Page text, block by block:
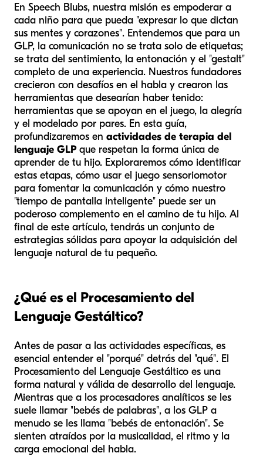
En Speech Blubs, nuestra misión es empoderar a
cada niño para que pueda "expresar lo que dictan
sus mentes y corazones". Entendemos que para un
GLP, la comunicación no se trata solo de etiquetas;
se trata del sentimiento, la entonación y el "gestalt"
completo de una experiencia. Nuestros fundadores
crecieron con desafíos en el habla y crearon las
herramientas que desearían haber tenido:
herramientas que se apoyan en el juego, la alegría
y el modelado por pares. En esta guía,
profundizaremos en actividades de terapia del
lenguaje GLPque respetan la forma única de
aprender de tu hijo. Exploraremos cómo identificar
estas etapas, cómo usar el juego sensoriomotor
para fomentar la comunicación y cómo nuestro
"tiempo de pantalla inteligente" puede ser un
poderoso complemento en el camino de tu hijo. Al
final de este artículo, tendrás un conjunto de
estrategias sólidas para apoyar la adquisición del
lenguaje natural de tu pequeño.
¿Qué es el Procesamiento del
Lenguaje Gestáltico?
Antes de pasar a las actividades específicas, es
esencial entender el "porqué" detrás del "qué". El
Procesamiento del Lenguaje Gestáltico es una
forma natural y válida de desarrollo del lenguaje.
Mientras que a los procesadores analíticos se les
suele llamar "bebés de palabras", a los GLP a
menudo se les llama "bebés de entonación". Se
sienten atraídos por la musicalidad, el ritmo y la
carga emocional del habla.